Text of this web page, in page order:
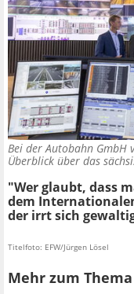
Bei der Autobahn GmbH
Überblick über das
"Wer glaubt, dass
dem
der irrt sich
Titelfoto: EFW/Jürgen Lösel
Mehr zum Thema